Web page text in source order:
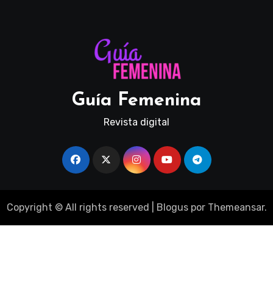
Guía Femenina
Revista digital
Copyright © All rights reserved Bloguspor Themeansar.